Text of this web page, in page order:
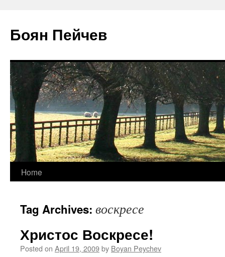
Боян Пейчев
Skip
content
Home
Tag Archives: воскресе
Христос Воскресе!
Posted on April 19, 2009by Boyan Peychev